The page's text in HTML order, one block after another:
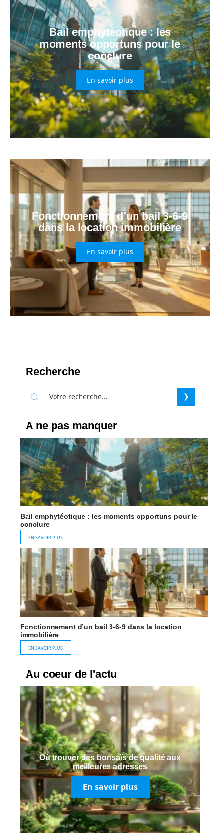
Bail emphytéotique : les
moments opportuns pour le
conclure
En savoir plus
Fonctionnement d’un bail 3-6-9
dans la location immobilière
En savoir plus
Recherche
A ne pas manquer
Bail emphytéotique : les moments opportuns pour le
conclure
EN SAVOIR PLUS
Fonctionnement d’un bail 3-6-9 dans la location
immobilière
EN SAVOIR PLUS
Au coeur de l'actu
Où trouver des bonsaïs de qualité aux
meilleures adresses
En savoir plus